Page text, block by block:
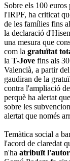
Sobre els 100
l'IRPF, ha criticat
de les famílies fins
la declaració
una mesura que
com la gratuïtat
la T-Jove fins als
Valencià, a partir
gaudiran de la
contra l'ampliació
perquè ha alertat
sobre les
alertat que només
Temàtica social a
l'acord de claredat
n'ha atribuït